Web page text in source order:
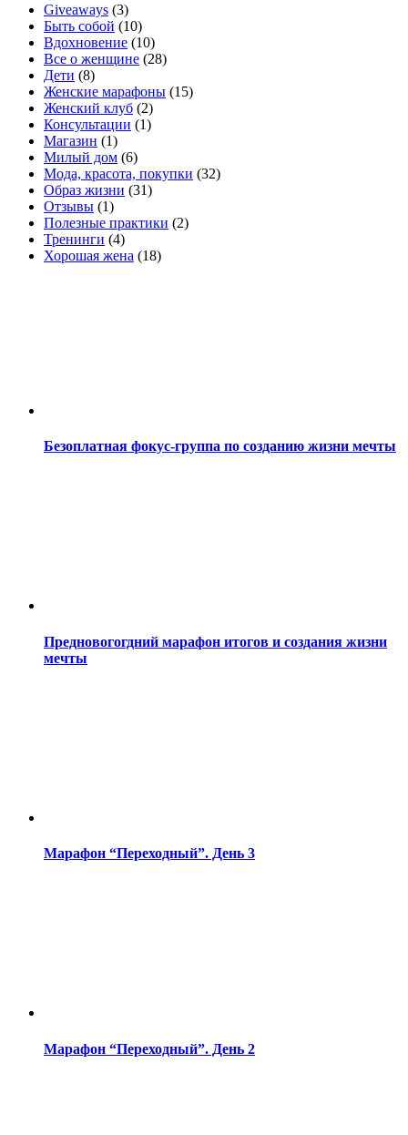
Giveaways (3)
Быть собой (10)
Вдохновение (10)
Все о женщине (28)
Дети (8)
Женские марафоны (15)
Женский клуб (2)
Консультации (1)
Магазин (1)
Милый дом (6)
Мода, красота, покупки (32)
Образ жизни (31)
Отзывы (1)
Полезные практики (2)
Тренинги (4)
Хорошая жена (18)
Безоплатная фокус-группа по созданию жизни мечты
Предновогогдний марафон итогов и создания жизни
мечты
Марафон “Переходный”. День 3
Марафон “Переходный”. День 2